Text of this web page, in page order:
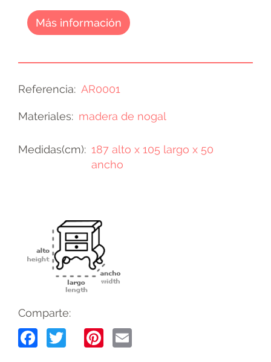
Más información
Referencia AR0001
Materiales madera de nogal
Medidas(cm)
187 alto x 105 largo x 50
ancho
Comparte:
Facebook
TwitterPinterest